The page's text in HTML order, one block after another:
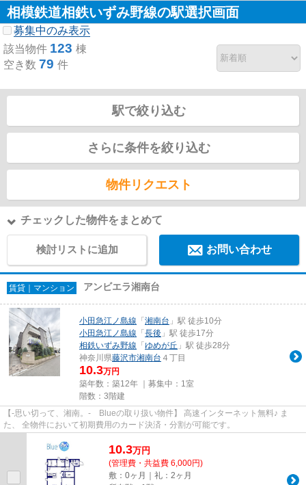
相模鉄道相鉄いずみ野線の駅選択画面
募集中のみ表示
該当物件 123 棟
空き数 79 件
駅で絞り込む
さらに条件を絞り込む
物件リクエスト
チェックした物件をまとめて
検討リストに追加 お問い合わせ
賃貸｜マンション アンビエラ湘南台
小田急江ノ島線 「 湘南台 」駅 徒歩10分
小田急江ノ島線 「 長後 」駅 徒歩17分
相鉄いずみ野線 「 ゆめが丘 」駅 徒歩28分
神奈川県藤沢市湘南台 ４丁目
10.3万円
築年数：築12年 ｜募集中： 1室
階数：3階建
【-思い切って、湘南。- Blueの取り扱い物件】 高速インターネット無料♪ ま
た、 全物件において初期費用のカード決済・分割が可能です。
10.3万円
(管理費・共益費 6,000円)
敷：0ヶ月｜礼：2ヶ月